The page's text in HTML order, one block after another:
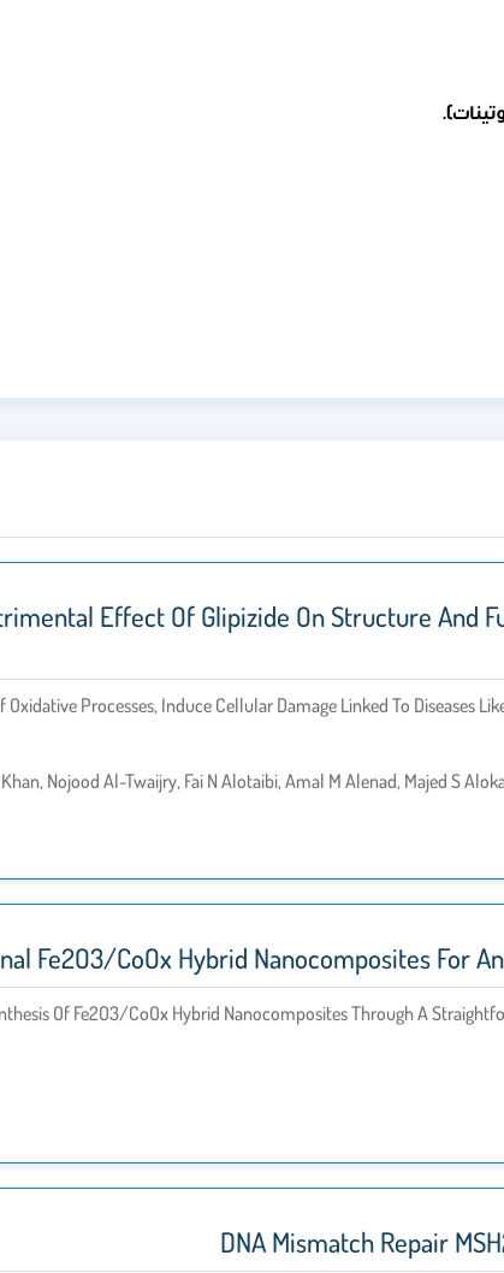
Effect Of Glipizide On Structure And
Oxidative Processes, Induce Cellular Damage Linked To Diseases
Nojood Al-Twaijry, Fai N Alotaibi, Amal M Alenad, Majed S
Fe2O3/CoOx Hybrid Nanocomposites For
Of Fe2O3/CoOx Hybrid Nanocomposites Through A
DNA Mismatch Repair